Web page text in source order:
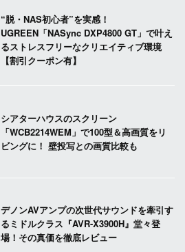
“脱・NAS初心者”を実感！
UGREEN「NASync DXP4800 GT」で叶え
るストレスフリーなクリエイティブ環境
【割引クーポン有】
シアターハウスのスクリーン
「WCB2214WEM」で100型＆高画質をリ
ビングに！ 壁投写との画質比較も
デノンAVアンプの次世代サウンドを牽引す
るミドルクラス『AVR-X3900H』堂々登
場！その真価を徹底レビュー